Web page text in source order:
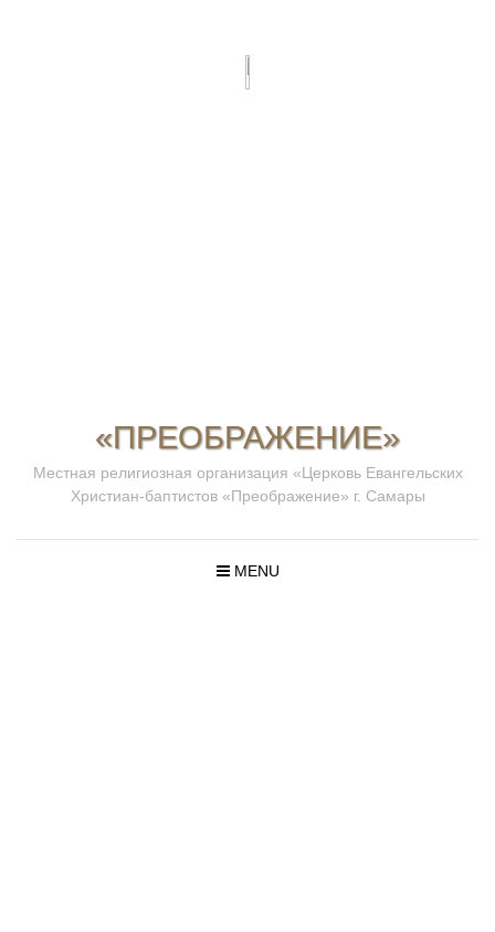
«ПРЕОБРАЖЕНИЕ»
Местная религиозная организация «Церковь Евангельских
Христиан-баптистов «Преображение» г. Самары
MENU